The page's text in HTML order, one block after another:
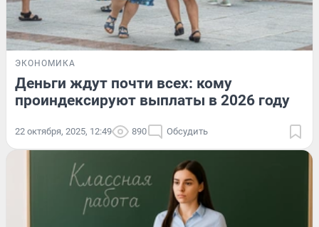
ЭКОНОМИКА
Деньги ждут почти всех: кому
проиндексируют выплаты в 2026 году
22 октября, 2025, 12:49 890 Обсудить